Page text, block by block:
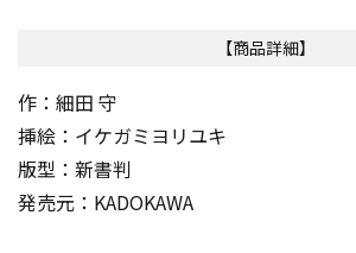
【商品詳細】
作：細田 守
挿絵：イケガミヨリユキ
版型：新書判
発売元：KADOKAWA